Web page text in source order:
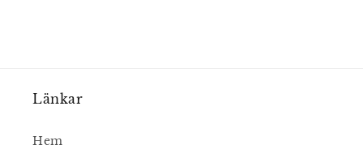
Länkar
Hem